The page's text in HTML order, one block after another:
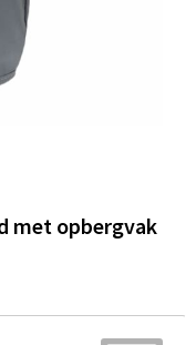
met opbergvak